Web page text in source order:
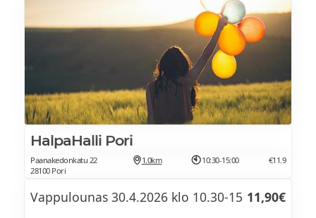
HalpaHalli Pori
Paanakedonkatu 22
28100 Pori
1.0km 10:30-15:00 €11.9
Vappulounas 30.4.2026 klo 10.30-15 11,90€